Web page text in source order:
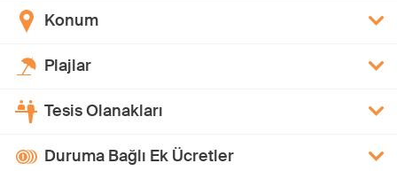
Konum
Plajlar
Tesis Olanakları
Duruma Bağlı Ek Ücretler